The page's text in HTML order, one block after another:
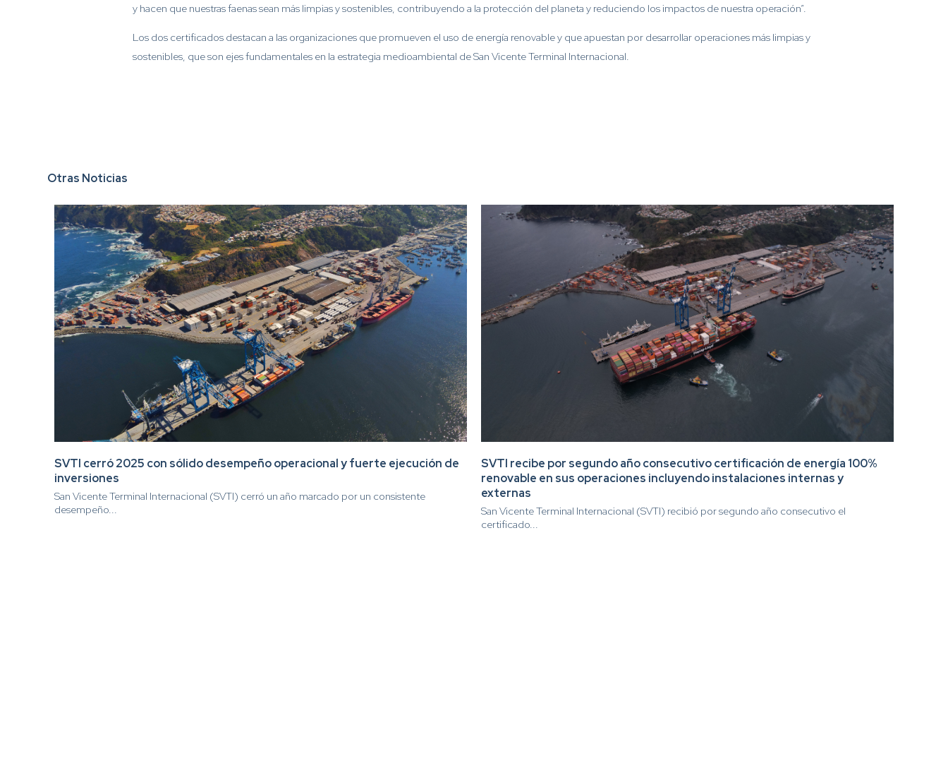
y hacen que nuestras faenas sean más limpias y sostenibles, contribuyendo a la protección del planeta y reduciendo los impactos de nuestra operación”.
Los dos certificados destacan a las organizaciones que promueven el uso de energía renovable y que apuestan por desarrollar operaciones más limpias y
sostenibles, que son ejes fundamentales en la estrategia medioambiental de San Vicente Terminal Internacional.
Otras Noticias
SVTI cerró 2025 con sólido desempeño operacional y fuerte ejecución de
inversiones
San Vicente Terminal Internacional (SVTI) cerró un año marcado por un consistente
desempeño...
SVTI recibe por segundo año consecutivo certificación de energía 100%
renovable en sus operaciones incluyendo instalaciones internas y
externas
San Vicente Terminal Internacional (SVTI) recibió por segundo año consecutivo el
certificado...